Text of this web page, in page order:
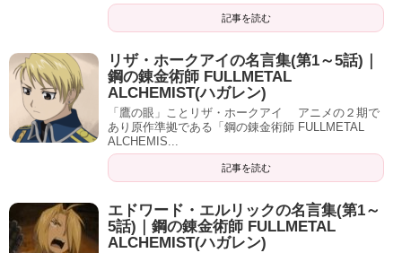
記事を読む
リザ・ホークアイの名言集(第1～5話)｜
鋼の錬金術師 FULLMETAL
ALCHEMIST(ハガレン)
「鷹の眼」ことリザ・ホークアイ アニメの２期で
あり原作準拠である「鋼の錬金術師 FULLMETAL
ALCHEMIS...
記事を読む
エドワード・エルリックの名言集(第1～
5話)｜鋼の錬金術師 FULLMETAL
ALCHEMIST(ハガレン)